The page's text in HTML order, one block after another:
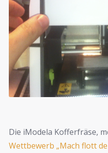
Die iModela Kofferfräse,
Wettbewerb „Mach flott